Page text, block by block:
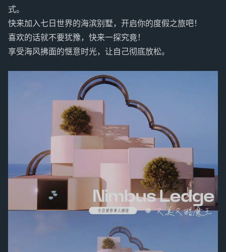
式。
快来加入七日世界的海滨别墅，开启你的度假之旅吧！
喜欢的话就不要犹豫，快来一探究竟！
享受海风拂面的惬意时光，让自己彻底放松。